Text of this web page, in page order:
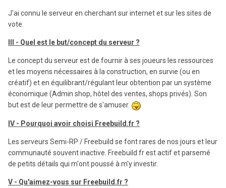
J'ai connu le serveur en cherchant sur internet et sur les sites de
vote.
III - Quel est le but/concept du serveur ?
Le concept du serveur est de fournir à ses joueurs les ressources
et les moyens nécessaires à la construction, en survie (ou en
créatif) et en équilibrant/régulant leur obtention par un système
économique (Admin shop, hôtel des ventes, shops privés). Son
but est de leur permettre de s'amuser.
IV - Pourquoi avoir choisi Freebuild.fr ?
Les serveurs Semi-RP / Freebuild se font rares de nos jours et leur
communauté souvent inactive. Freebuild.fr est actif et parsemé
de petits détails qui m'ont poussé à m'y investir.
V - Qu'aimez-vous sur Freebuild.fr ?